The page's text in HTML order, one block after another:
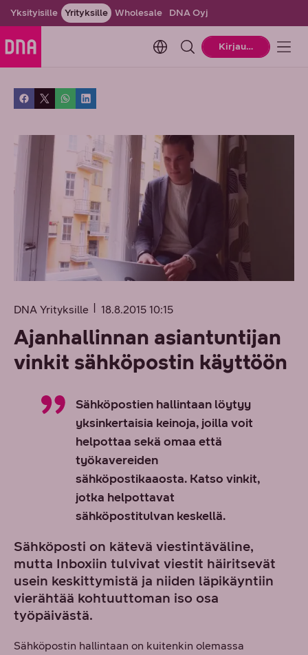
Yksityisille Yrityksille Wholesale DNA Oyj
Change language. Current
Kirjaudu
DNA Yrityksille 18.8.2015 10:15
Ajanhallinnan asiantuntijan
vinkit sähköpostin käyttöön
Sähköpostien hallintaan löytyy
yksinkertaisia keinoja, joilla voit
helpottaa sekä omaa että
työkavereiden
sähköpostikaaosta. Katso vinkit,
jotka helpottavat
sähköpostitulvan keskellä.
Sähköposti on kätevä viestintäväline,
mutta Inboxiin tulvivat viestit häiritsevät
usein keskittymistä ja niiden läpikäyntiin
vierähtää kohtuuttoman iso osa
työpäivästä.
Sähköpostin hallintaan on kuitenkin olemassa